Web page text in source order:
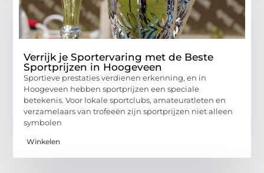
Verrijk je Sportervaring met de Beste
Sportprijzen in Hoogeveen
Sportieve prestaties verdienen erkenning, en in
Hoogeveen hebben sportprijzen een speciale
betekenis. Voor lokale sportclubs, amateuratleten en
verzamelaars van trofeeën zijn sportprijzen niet alleen
symbolen
Winkelen